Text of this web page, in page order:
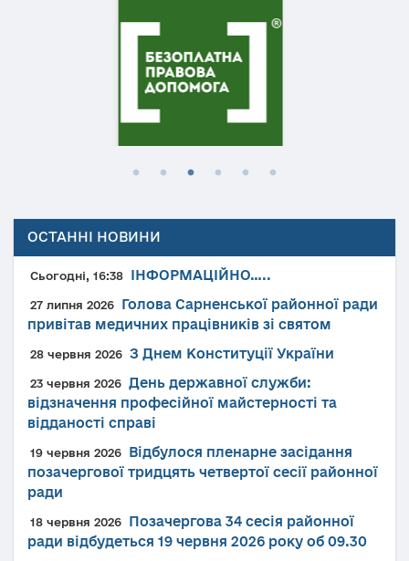
ОСТАННІ НОВИНИ
Сьогодні, 16:38 ІНФОРМАЦІЙНО…..
27 липня 2026
Голова Сарненської районної ради
привітав медичних працівників зі святом
28 червня 2026 З Днем Конституції України
23 червня 2026 День державної служби:
відзначення професійної майстерності та
відданості справі
19 червня 2026
Відбулося пленарне засідання
позачергової тридцять четвертої сесії районної
ради
18 червня 2026
Позачергова 34 сесія районної
ради відбудеться 19 червня 2026 року об 09.30